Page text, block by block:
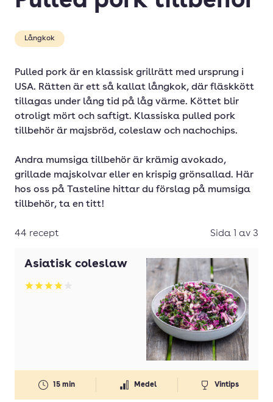
Pulled pork tillbehör
Långkok
Pulled pork är en klassisk grillrätt med ursprung i
USA. Rätten är ett så kallat långkok, där fläskkött
tillagas under lång tid på låg värme. Köttet blir
otroligt mört och saftigt. Klassiska pulled pork
tillbehör är majsbröd, coleslaw och nachochips.
Andra mumsiga tillbehör är krämig avokado,
grillade majskolvar eller en krispig grönsallad. Här
hos oss på Tasteline hittar du förslag på mumsiga
tillbehör, ta en titt!
44 recept Sida 1 av 3
Asiatisk coleslaw
Betyg: 3.87 av 5
15 min Medel Vintips